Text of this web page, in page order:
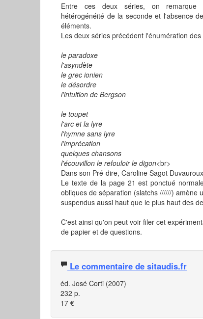
Entre ces deux séries, on remarque
hétérogénéité de la seconde et l'absence
éléments.
Les deux séries précédent l'énumération
le paradoxe
l'asyndète
le grec ionien
le désordre
l'intuition de Bergson
le toupet
l'arc et la lyre
l'hymne sans lyre
l'imprécation
quelques chansons
l'écouvillon le refouloir le digon<br>
Dans son Pré-dire, Caroline Sagot
Le texte de la page 21 est ponctué
obliques de séparation (slatchs //////) amène
suspendus aussi haut que le plus haut des
C'est ainsi qu'on peut voir filer cet
de papier et de questions.
Le commentaire de sitaudis.fr
éd. José Corti (2007)
232 p.
17 €